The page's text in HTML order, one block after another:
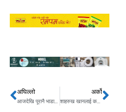
Prev
अघिल्लो
आजदेखि पूरानै भाडामा दशैंको अग्रिम टिकट बुकिङ खुला
अर्को
शाहरुख खानलाई कसले दियो ज्यान मार्ने धम्की ? Next